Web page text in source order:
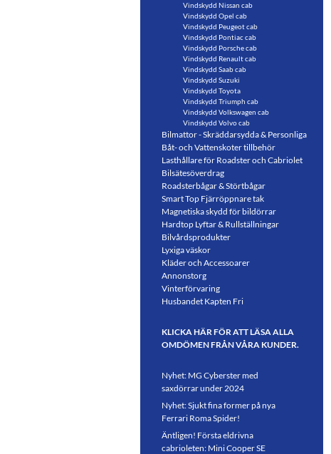
Vindskydd Nissan cab
Vindskydd Opel cab
Vindskydd Peugeot cab
Vindskydd Pontiac cab
Vindskydd Porsche cab
Vindskydd Renault cab
Vindskydd Saab cab
Vindskydd Suzuki
Vindskydd Toyota
Vindskydd Triumph cab
Vindskydd Volkswagen cab
Vindskydd Volvo cab
Bilmattor - Skräddarsydda & Personliga
Båt- och Vattenskoter tillbehör
Lasthållare för Roadster och Cabriolet
Bilsätesöverdrag
Roadsterbågar & Störtbågar
Smart Top Fjärröppnare tak
Magnetiska skydd för bildörrar
Hardtop Lyftar & Rullställningar
Bilvårdsprodukter
Lyxiga väskor
Kläder och Accessoarer
Annonstorg
Vinterförvaring
Husbandet Kapten Fri
KLICKA HÄR FÖR ATT LÄSA ALLA
OMDÖMEN FRÅN VÅRA KUNDER.
Nyhet: MG Cyberster med
saxdörrar under 2024
Nyhet: Sjukt fina former på nya
Ferrari Roma Spider!
Äntligen! Första eldrivna
cabrioleten: Mini Cooper SE